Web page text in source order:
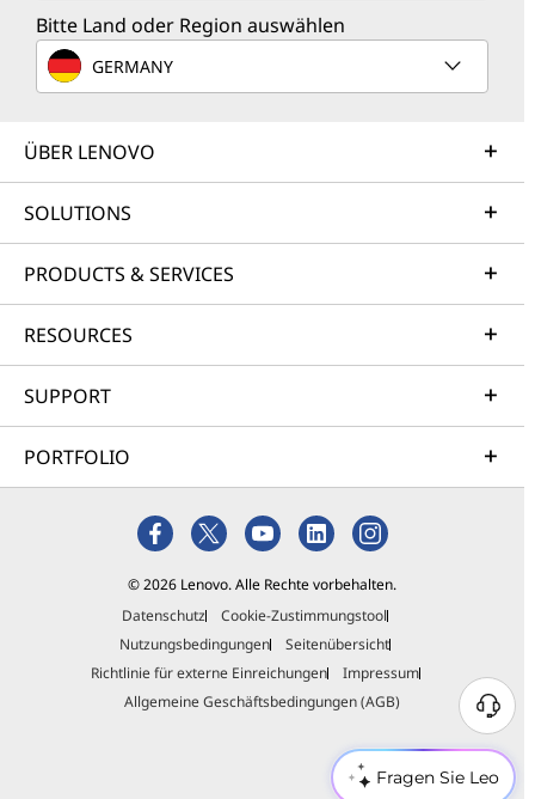
Fragen Sie Leo
Bitte Land oder Region auswählen
GERMANY
ÜBER LENOVO
SOLUTIONS
PRODUCTS & SERVICES
RESOURCES
SUPPORT
PORTFOLIO
© 2026 Lenovo. Alle Rechte vorbehalten.
Datenschutz
Cookie-Zustimmungstool
Nutzungsbedingungen
Seitenübersicht
Richtlinie für externe Einreichungen
Impressum
Allgemeine Geschäftsbedingungen (AGB)